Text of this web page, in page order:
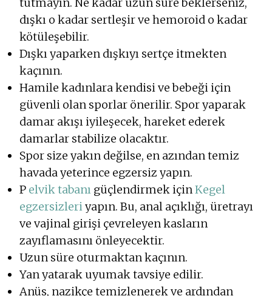
dışkı o kadar sertleşir ve hemoroid o kadar
kötüleşebilir.
Dışkı yaparken dışkıyı sertçe itmekten
kaçının.
Hamile kadınlara kendisi ve bebeği için
güvenli olan sporlar önerilir. Spor yaparak
damar akışı iyileşecek, hareket ederek
damarlar stabilize olacaktır.
Spor size yakın değilse, en azından temiz
havada yeterince egzersiz yapın.
P elvik tabanı güçlendirmek için Kegel
egzersizleri yapın. Bu, anal açıklığı, üretrayı
ve vajinal girişi çevreleyen kasların
zayıflamasını önleyecektir.
Uzun süre oturmaktan kaçının.
Yan yatarak uyumak tavsiye edilir.
Anüs, nazikçe temizlenerek ve ardından